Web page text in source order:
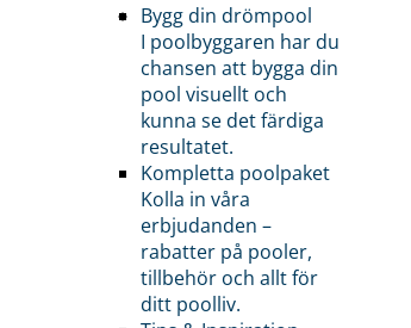
Bygg din drömpool
I poolbyggaren har du
chansen att bygga din
pool visuellt och
kunna se det färdiga
resultatet.
Kompletta poolpaket
Kolla in våra
erbjudanden –
rabatter på pooler,
tillbehör och allt för
ditt poolliv.